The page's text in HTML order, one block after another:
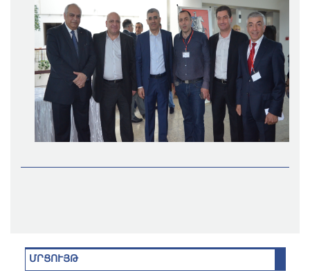
ՄՐՑՈՒՅԹ